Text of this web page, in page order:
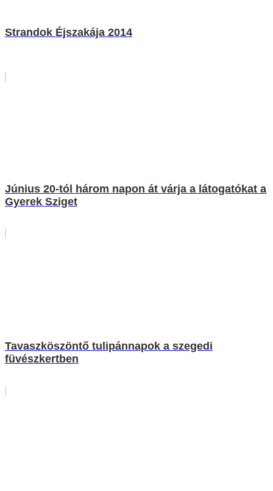
Strandok Éjszakája 2014
Június 20-tól három napon át várja a látogatókat a
Gyerek Sziget
Tavaszköszöntő tulipánnapok a szegedi
füvészkertben